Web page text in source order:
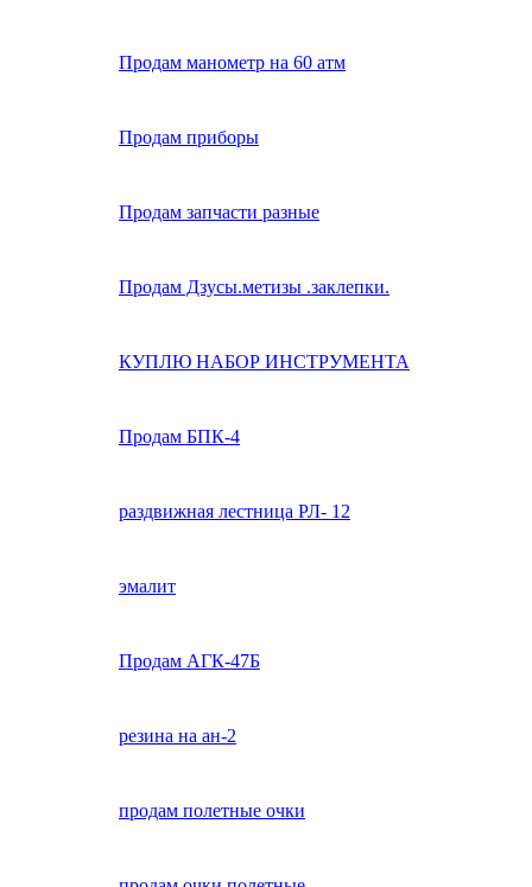
Продам манометр на 60 атм
Продам приборы
Продам запчасти разные
Продам Дзусы.метизы .заклепки.
КУПЛЮ НАБОР ИНСТРУМЕНТА
Продам БПК-4
раздвижная лестница РЛ- 12
эмалит
Продам АГК-47Б
резина на ан-2
продам полетные очки